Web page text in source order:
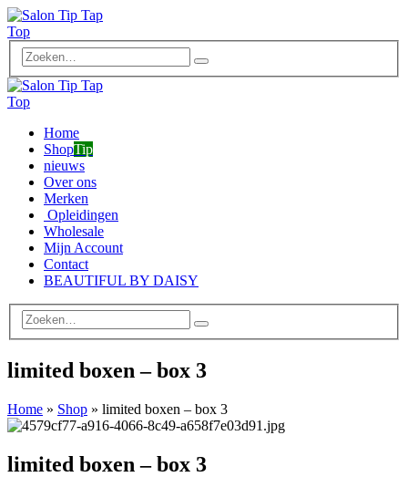
Home
ShopTip
nieuws
Over ons
Merken
Opleidingen
Wholesale
Mijn Account
Contact
BEAUTIFUL BY DAISY
limited boxen – box 3
Home » Shop » limited boxen – box 3
limited boxen – box 3